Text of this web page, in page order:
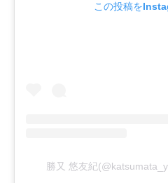
この投稿を
勝又 悠友紀